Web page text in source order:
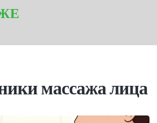
массажа лица